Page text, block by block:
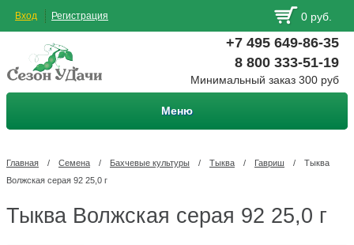
Вход Регистрация 0 руб.
+7 495 649-86-35
8 800 333-51-19
Минимальный заказ 300 руб
Меню
Главная / Семена / Бахчевые культуры / Тыква / Гавриш /
Тыква
Волжская серая 92 25,0 г
Тыква Волжская серая 92 25,0 г